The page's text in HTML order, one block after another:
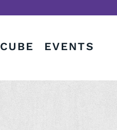
CUBE EVENTS